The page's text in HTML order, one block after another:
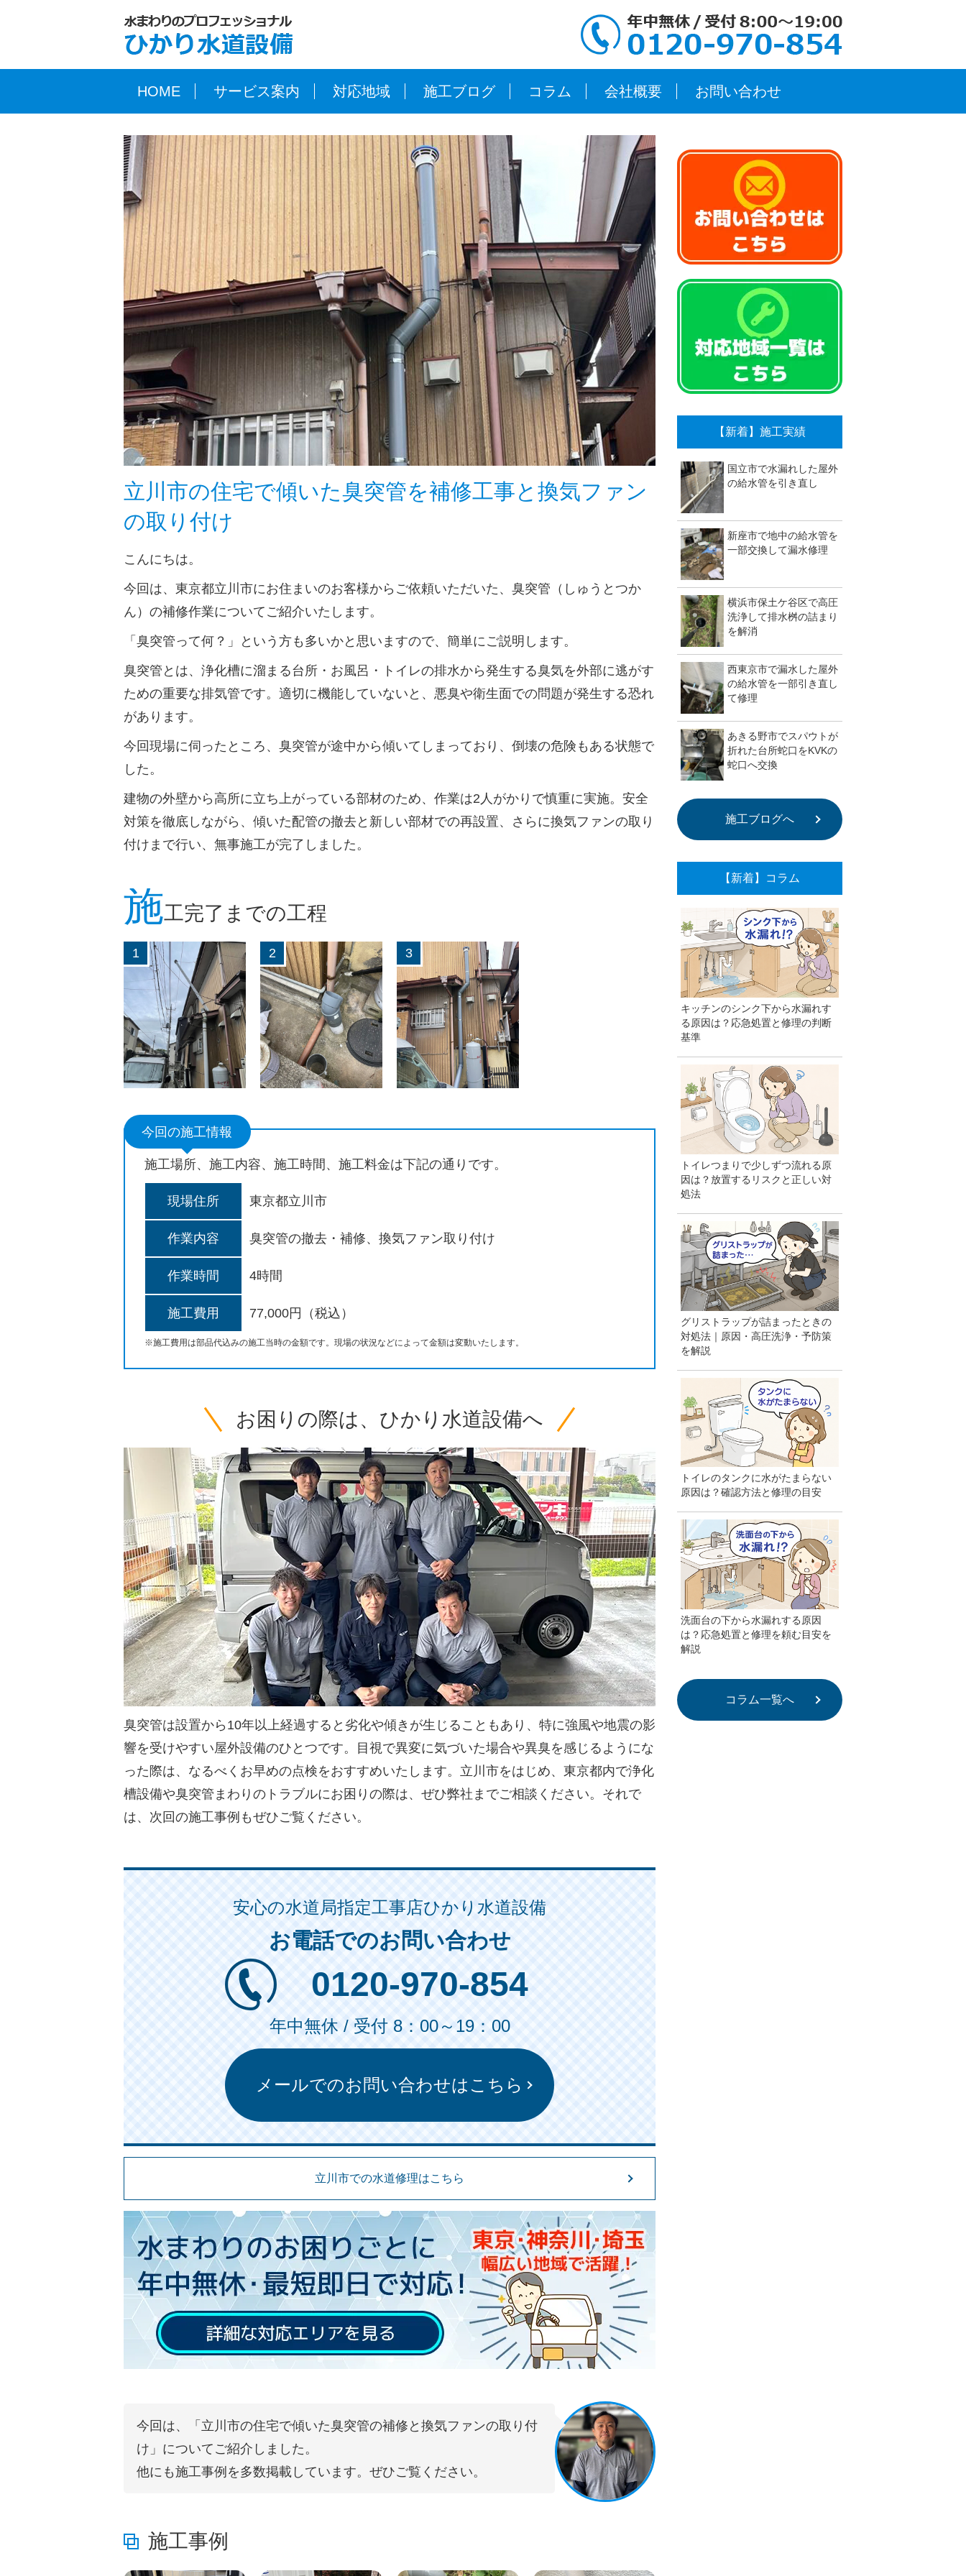
HOME サービス案内 対応地域 施工ブログ コラム 会社概要 お問い合わせ
立川市の住宅で傾いた臭突管を補修工事と換気ファン
の取り付け
こんにちは。
今回は、東京都立川市にお住まいのお客様からご依頼いただいた、臭突管（しゅうとつか
ん）の補修作業についてご紹介いたします。
「臭突管って何？」という方も多いかと思いますので、簡単にご説明します。
臭突管とは、浄化槽に溜まる台所・お風呂・トイレの排水から発生する臭気を外部に逃がす
ための重要な排気管です。適切に機能していないと、悪臭や衛生面での問題が発生する恐れ
があります。
今回現場に伺ったところ、臭突管が途中から傾いてしまっており、倒壊の危険もある状態で
した。
建物の外壁から高所に立ち上がっている部材のため、作業は2人がかりで慎重に実施。安全
対策を徹底しながら、傾いた配管の撤去と新しい部材での再設置、さらに換気ファンの取り
付けまで行い、無事施工が完了しました。
施工完了までの工程
1 2 3
今回の施工情報
施工場所、施工内容、施工時間、施工料金は下記の通りです。
現場住所 東京都立川市
作業内容 臭突管の撤去・補修、換気ファン取り付け
作業時間 4時間
施工費用 77,000円（税込）
※施工費用は部品代込みの施工当時の金額です。現場の状況などによって金額は変動いたします。
お困りの際は、ひかり水道設備へ
臭突管は設置から10年以上経過すると劣化や傾きが生じることもあり、特に強風や地震の影
響を受けやすい屋外設備のひとつです。目視で異変に気づいた場合や異臭を感じるようにな
った際は、なるべくお早めの点検をおすすめいたします。立川市をはじめ、東京都内で浄化
槽設備や臭突管まわりのトラブルにお困りの際は、ぜひ弊社までご相談ください。それで
は、次回の施工事例もぜひご覧ください。
安心の水道局指定工事店ひかり水道設備
お電話でのお問い合わせ
0120-970-854
年中無休 / 受付 8：00～19：00
メールでのお問い合わせはこちら
立川市での水道修理はこちら
今回は、「立川市の住宅で傾いた臭突管の補修と換気ファンの取り付
け」についてご紹介しました。
他にも施工事例を多数掲載しています。ぜひご覧ください。
施工事例
【新着】施工実績
国立市で水漏れした屋外
の給水管を引き直し
新座市で地中の給水管を
一部交換して漏水修理
横浜市保土ケ谷区で高圧
洗浄して排水桝の詰まり
を解消
西東京市で漏水した屋外
の給水管を一部引き直し
て修理
あきる野市でスパウトが
折れた台所蛇口をKVKの
蛇口へ交換
施工ブログへ
【新着】コラム
キッチンのシンク下から水漏れす
る原因は？応急処置と修理の判断
基準
トイレつまりで少しずつ流れる原
因は？放置するリスクと正しい対
処法
グリストラップが詰まったときの
対処法｜原因・高圧洗浄・予防策
を解説
トイレのタンクに水がたまらない
原因は？確認方法と修理の目安
洗面台の下から水漏れする原因
は？応急処置と修理を頼む目安を
解説
コラム一覧へ